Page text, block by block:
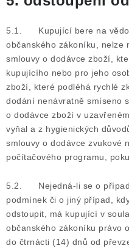
5.1. Kupující bere na
občanského zákoníku, nelze
smlouvy o dodávce zboží,
kupujícího nebo pro jeho
zboží, které podléhá rychlé
dodání nenávratně smíseno
o dodávce zboží v
vyňal a z hygienických
smlouvy o dodávce zvukové
počítačového programu,
5.2. Nejedná-li se o případ
podmínek či o jiný případ,
odstoupit, má kupující v
občanského zákoníku právo
do čtrnácti (14) dnů od